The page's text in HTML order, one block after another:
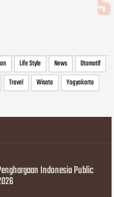
Life Style News
Otomotif
Travel Wisata Yogyakarta
Indonesia Public